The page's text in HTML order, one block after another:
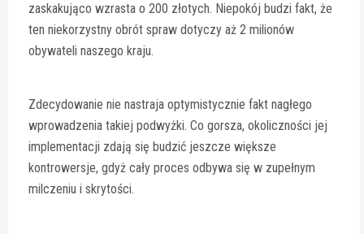
zaskakująco wzrasta o 200 złotych. Niepokój budzi fakt, że
ten niekorzystny obrót spraw dotyczy aż 2 milionów
obywateli naszego kraju.
Zdecydowanie nie nastraja optymistycznie fakt nagłego
wprowadzenia takiej podwyżki. Co gorsza, okoliczności jej
implementacji zdają się budzić jeszcze większe
kontrowersje, gdyż cały proces odbywa się w zupełnym
milczeniu i skrytości.